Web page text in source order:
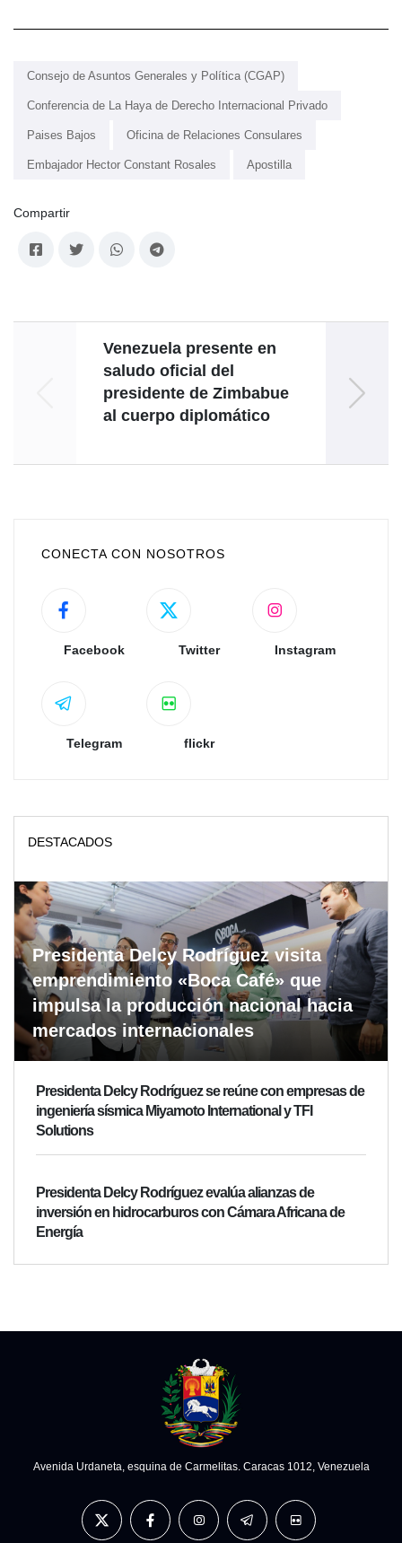
Consejo de Asuntos Generales y Política (CGAP)
Conferencia de La Haya de Derecho Internacional Privado
Paises Bajos Oficina de Relaciones Consulares
Embajador Hector Constant Rosales Apostilla
Compartir
Venezuela presente en
saludo oficial del
presidente de Zimbabue
al cuerpo diplomático
CONECTA CON NOSOTROS
Facebook Twitter Instagram
Telegram flickr
DESTACADOS
Presidenta Delcy Rodríguez visita
emprendimiento «Boca Café» que
impulsa la producción nacional hacia
mercados internacionales
Presidenta Delcy Rodríguez se reúne con empresas de
ingeniería sísmica Miyamoto International y TFI
Solutions
Presidenta Delcy Rodríguez evalúa alianzas de
inversión en hidrocarburos con Cámara Africana de
Energía
Avenida Urdaneta, esquina de Carmelitas. Caracas 1012, Venezuela